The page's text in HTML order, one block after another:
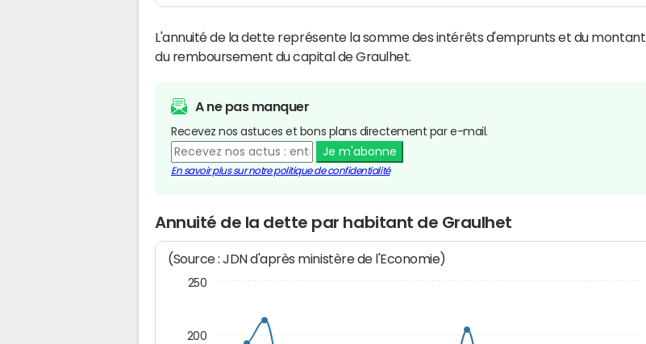
L'annuité de la dette représente la somme des intérêts d'emprunts et du montant
du remboursement du capital de Graulhet.
A ne pas manquer
Recevez nos astuces et bons plans directement par e-mail.
Je m'abonne
En savoir plus sur notre politique de confidentialité
Annuité de la dette par habitant de Graulhet
(Source : JDN d'après ministère de l'Economie)
200
250